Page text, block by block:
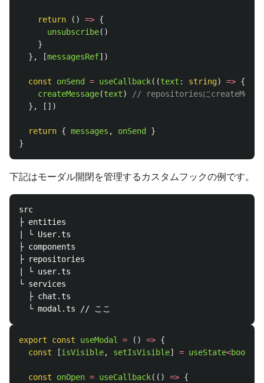
return () => {
unsubscribe()
}
},
[messagesRef])
const onSend = useCallback((text : string) => {
createMessage(text)
// repositoriesに
},
[])
return { messages , onSend
}
}
下記はモーダル開閉を管理するカスタムフックの例です。
src
├ entities
| └ User.ts
├ components
├ repositories
| └ user.ts
└ services
  ├ chat.ts
export const useModal = () => {
const
[isVisible, setIsVisible] = useState<boolean
const onOpen = useCallback(() => {